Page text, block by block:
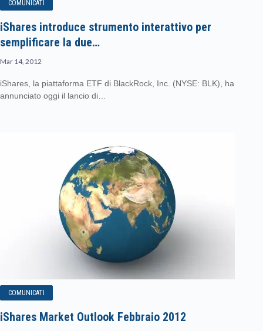
COMUNICATI
iShares introduce strumento interattivo per
semplificare la due…
Mar 14, 2012
iShares, la piattaforma ETF di BlackRock, Inc. (NYSE: BLK), ha
annunciato oggi il lancio di…
COMUNICATI
iShares Market Outlook Febbraio 2012